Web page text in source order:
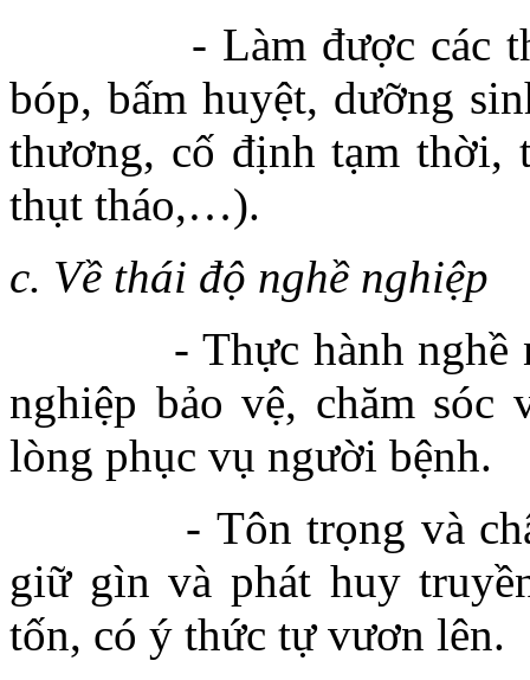
- Làm được các thủ
bóp, bấm huyệt, dưỡng
thương, cố định tạm thời,
thụt tháo,…).
c. Về thái độ nghề nghiệp
- Thực hành nghề
nghiệp bảo vệ, chăm sóc
lòng phục vụ người bệnh.
- Tôn trọng và chân
giữ gìn và phát huy
tốn, có ý thức tự vươn lên.